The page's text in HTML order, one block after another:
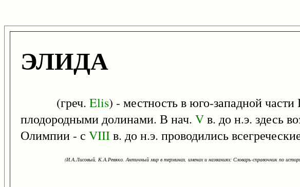
ЭЛИДА
(греч. Elis) - местность в юго-западной
плодородными долинами. В нач. Vв. до н.э. здесь
Олимпии - с VIIIв. до н.э. проводились
(И.А.Лисовый, К.А.Ревяко. Античный мир в терминах, именах и названиях: Словарь-справочник по